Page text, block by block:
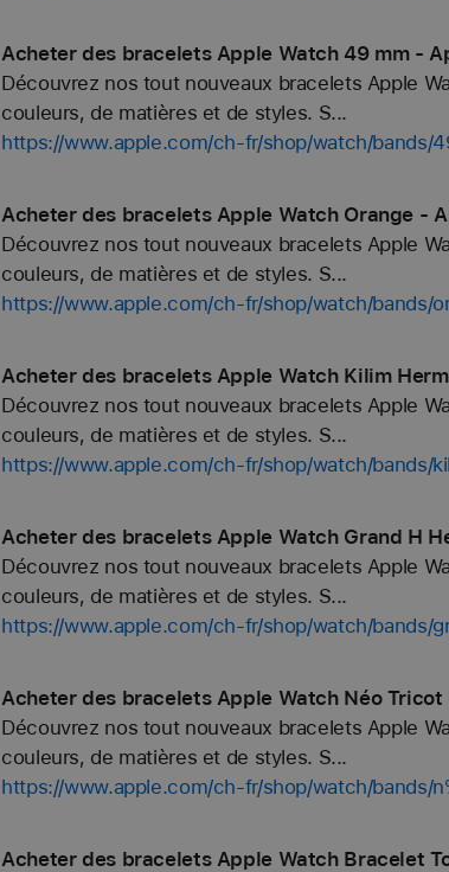
Acheter des bracelets Apple Watch 49 mm -
Découvrez nos tout nouveaux bracelets Apple
couleurs, de matières et de styles. S...
https://www.apple.com/ch-fr/shop/watch/bands/
Acheter des bracelets Apple Watch Orange -
Découvrez nos tout nouveaux bracelets Apple
couleurs, de matières et de styles. S...
https://www.apple.com/ch-fr/shop/watch/bands/
Acheter des bracelets Apple Watch Kilim
Découvrez nos tout nouveaux bracelets Apple
couleurs, de matières et de styles. S...
https://www.apple.com/ch-fr/shop/watch/bands/
Acheter des bracelets Apple Watch Grand H
Découvrez nos tout nouveaux bracelets Apple
couleurs, de matières et de styles. S...
https://www.apple.com/ch-fr/shop/watch/bands/
Acheter des bracelets Apple Watch Néo Tricot
Découvrez nos tout nouveaux bracelets Apple
couleurs, de matières et de styles. S...
https://www.apple.com/ch-fr/shop/watch/bands/
Acheter des bracelets Apple Watch Bracelet